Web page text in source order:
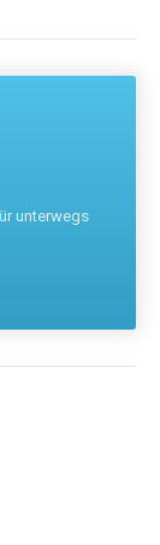
unterwegs